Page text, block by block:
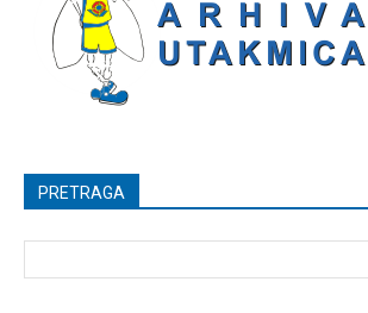
PRETRAGA